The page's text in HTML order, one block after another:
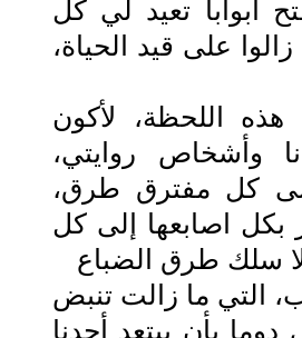
أبواباً تعيد لي كل
على قيد الحياة،
اللحظة، لأكون
وأشخاص روايتي،
كل مفترق طرق،
بكل اصابعها إلى كل
سلك طرق الضباع
التي ما زالت تنبض
دوما بأن يبتعد أحدنا